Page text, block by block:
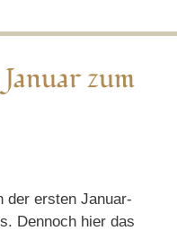
zum
der ersten Januar-
Dennoch hier das